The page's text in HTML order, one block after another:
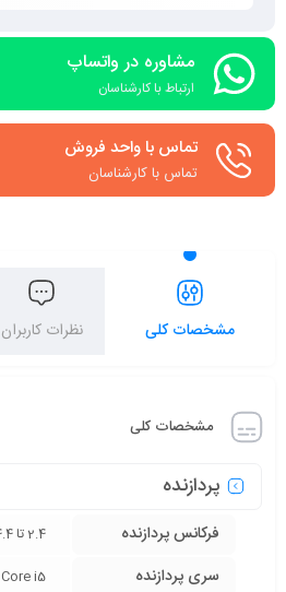
مشاوره در واتساپ
ارتباط با کارشناسان
تماس با واحد فروش
تماس با کارشناسان
مشخصات کلی نظرات کاربران
مشخصات کلی
پردازنده
فرکانس پردازنده 2.4 تا 4.4 گیگاهرتز
سری پردازنده Core i5